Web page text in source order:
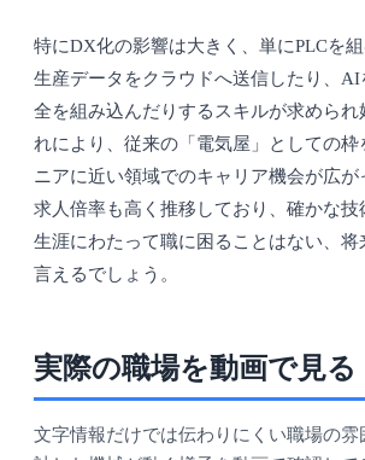
特にDX化の影響は大きく、単にPLCを組
生産データをクラウドへ送信したり、
全を組み込んだりするスキルが求められ
れにより、従来の「電気屋」としての枠
ニアに近い領域でのキャリア機会が広が
求人倍率も高く推移しており、確かな
生涯にわたって職に困ることはない、将
言えるでしょう。
実際の職場を動画で見る
文字情報だけでは伝わりにくい職場の雰